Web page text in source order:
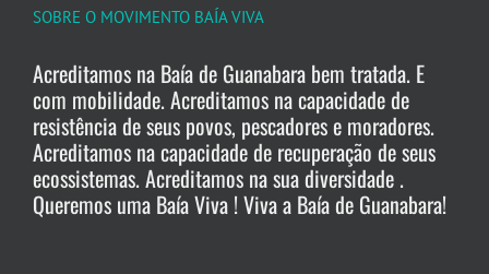
SOBRE O MOVIMENTO BAÍA VIVA
Acreditamos na Baía de Guanabara bem tratada. E
com mobilidade. Acreditamos na capacidade de
resistência de seus povos, pescadores e moradores.
Acreditamos na capacidade de recuperação de seus
ecossistemas. Acreditamos na sua diversidade .
Queremos uma Baía Viva ! Viva a Baía de Guanabara!